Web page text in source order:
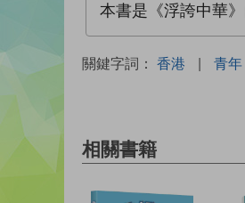
本書是《浮誇中華
關鍵字詞： 香港 | 青年
相關書籍